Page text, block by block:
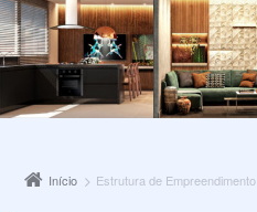
Início Estrutura de Empreendimento